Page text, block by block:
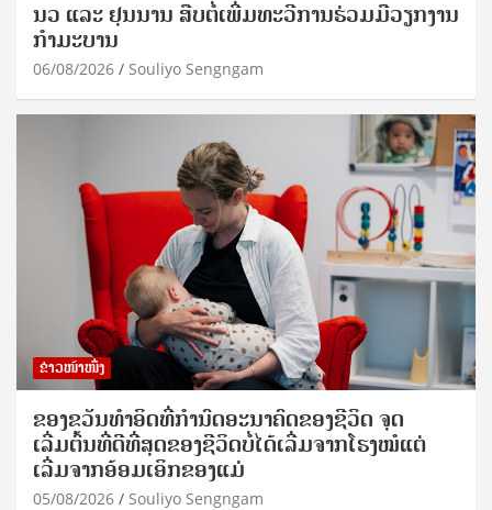
ນວ ແລະ ຢຸນນານ ສືບຕໍ່ເພີ່ມທະວີການຮ່ວມມືວຽກງານ
ກຳມະບານ
06/08/2026 Souliyo Sengngam
ຂ່າວໜ້າໜຶ່ງ
ຂອງຂວັນທໍາອິດທີ່ກໍານົດອະນາຄົດຂອງຊີວິດ ຈຸດ
ເລີ່ມຕົ້ນທີ່ດີທີ່ສຸດຂອງຊີວິດບໍ່ໄດ້ເລີ່ມຈາກໂຮງໝໍແຕ່
ເລີ່ມຈາກອ້ອມເອິກຂອງແມ່
05/08/2026 Souliyo Sengngam